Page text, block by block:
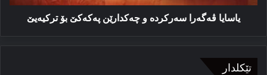
یاسایا ڤەگەرا سەرکردە و چەکدارێن پەکەکێ بۆ ترکیەیێ
تێکلدار